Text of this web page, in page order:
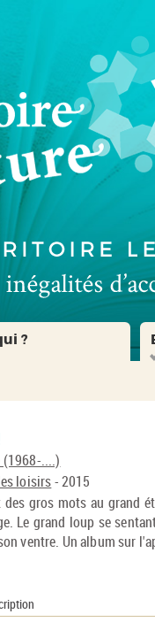
?
(1968-....)
loisirs- 2015
gros mots au grand
Le grand loup se
ventre. Un album sur